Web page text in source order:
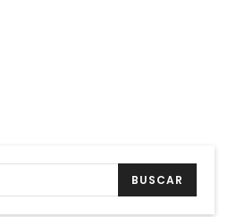
BUSCAR